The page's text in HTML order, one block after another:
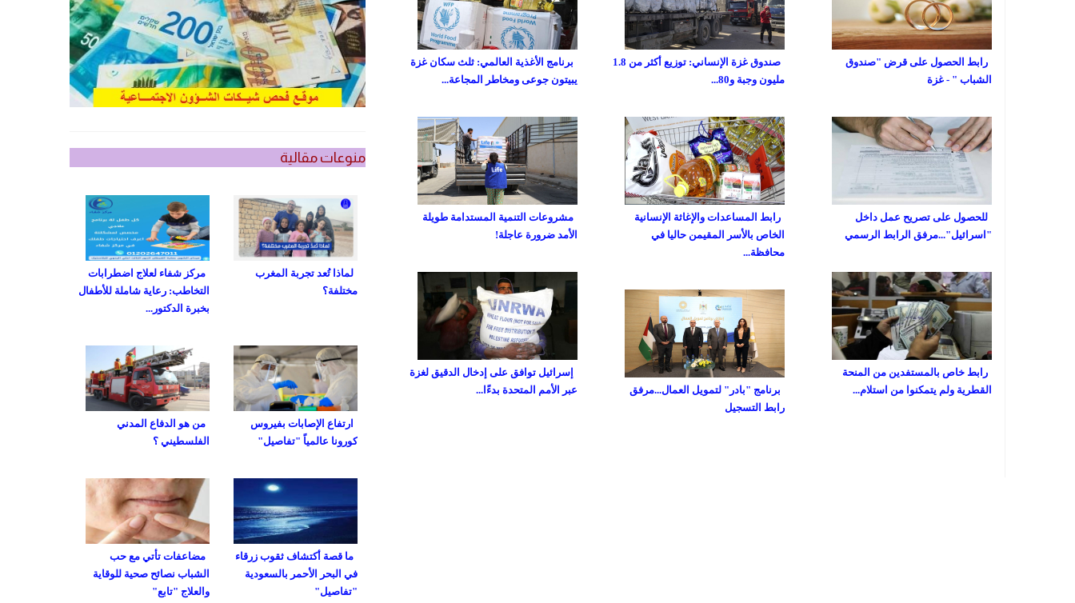
رابط الحصول على قرض "صندوق
الشباب " - غزة
للحصول على تصريح عمل داخل
"اسرائيل"...مرفق الرابط الرسمي
رابط خاص بالمستفدين من المنحة
القطرية ولم يتمكنوا من استلام...
صندوق غزة الإنساني: توزيع أكثر من 1.8
مليون وجبة و80...
رابط المساعدات والإغاثة الإنسانية
الخاص بالأسر المقيمن حاليا في
محافظة...
برنامج "بادر" لتمويل العمال...مرفق
رابط التسجيل
برنامج الأغذية العالمي: ثلث سكان غزة
يبيتون جوعى ومخاطر المجاعة...
مشروعات التنمية المستدامة طويلة
الأمد ضرورة عاجلة!
إسرائيل توافق على إدخال الدقيق لغزة
عبر الأمم المتحدة بدءًا...
منوعات مقالية
مركز شفاء لعلاج اضطرابات
التخاطب: رعاية شاملة للأطفال
بخبرة الدكتور...
لماذا تُعد تجربة المغرب
مختلفة؟
من هو الدفاع المدني
الفلسطيني ؟
ارتفاع الإصابات بفيروس
كورونا عالمياً "تفاصيل"
مضاعفات تأتي مع حب
الشباب نصائح صحية للوقاية
والعلاج "تابع"
ما قصة أكتشاف ثقوب زرقاء
في البحر الأحمر بالسعودية
"تفاصيل"